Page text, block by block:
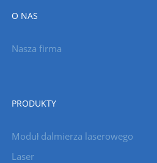
O NAS
Nasza firma
PRODUKTY
Moduł dalmierza laserowego
Laser